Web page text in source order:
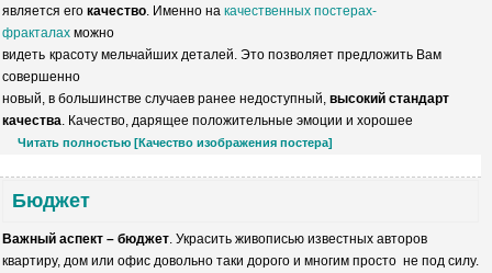
является его качество. Именно на качественных постерах-
фракталах можно
видеть красоту мельчайших деталей. Это позволяет предложить Вам
совершенно
новый, в большинстве случаев ранее недоступный, высокий стандарт
качества. Качество, дарящее положительные эмоции и хорошее
Читать полностью [Качество изображения постера]
Бюджет
Важный аспект – бюджет. Украсить живописью известных авторов
квартиру, дом или офис довольно таки дорого и многим просто не под силу.